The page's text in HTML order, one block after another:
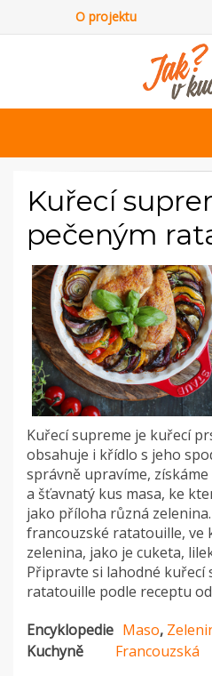
O projektu
Kuřecí
pečeným
Kuřecí supreme je kuřecí
obsahuje i křídlo s jeho
správně upravíme,
a šťavnatý kus masa, ke
jako příloha různá
francouzské ratatouille, ve
zelenina, jako je cuketa,
Připravte si lahodné kuřecí
ratatouille podle receptu od
Encyklopedie Maso,
Kuchyně
Francouzská